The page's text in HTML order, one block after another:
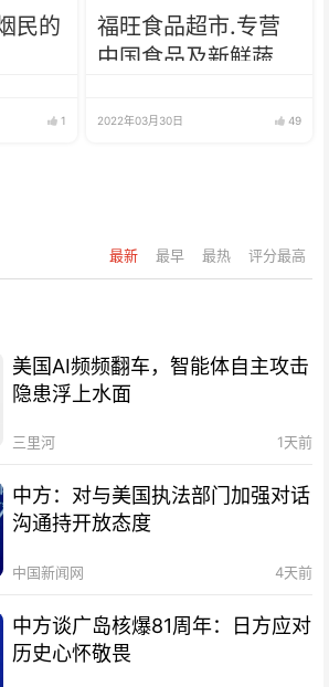
民的
1
福旺食品超市.专营
中国食品及新鲜蔬
2022年03月30日 49
最新 最早 最热 评分最高
美国AI频频翻车，智能体自主攻击
隐患浮上水面
三里河 1天前
中方：对与美国执法部门加强对话
沟通持开放态度
中国新闻网 4天前
中方谈广岛核爆81周年：日方应对
历史心怀敬畏